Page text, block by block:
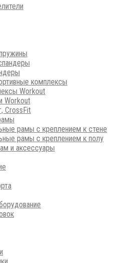
комплексы
Workout
Workout
CrossFit
рамы с креплением к стене
рамы с креплением к полу
и аксессуары